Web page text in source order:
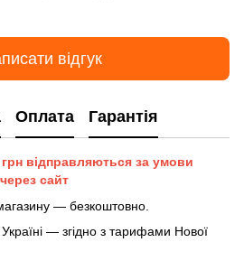
відгук
Оплата Гарантія
відправляються за умови
сайт
— безкоштовно.
— згідно з тарифами Нової